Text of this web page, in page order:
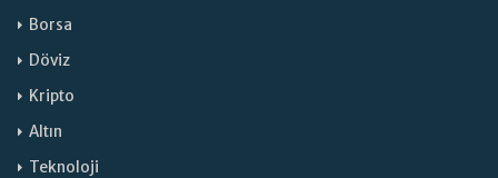
Borsa
Döviz
Kripto
Altın
Teknoloji